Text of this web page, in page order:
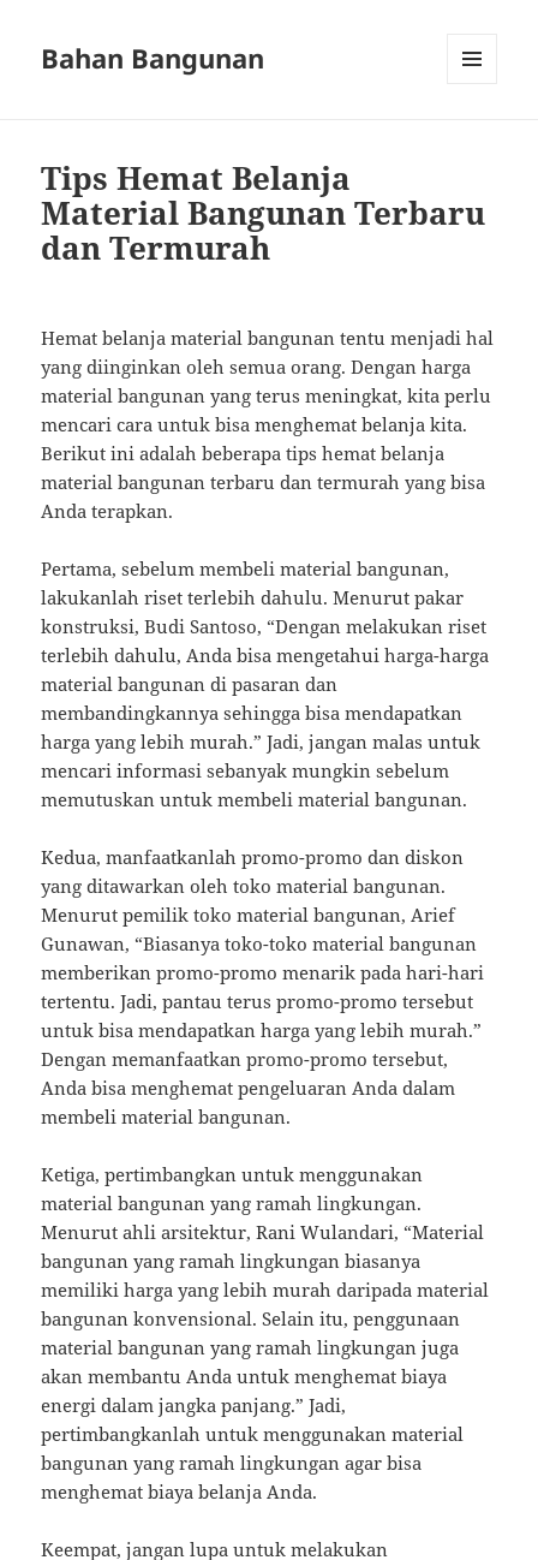
Bahan Bangunan
Tips Hemat Belanja
Material Bangunan Terbaru
dan Termurah
Hemat belanja material bangunan tentu menjadi hal
yang diinginkan oleh semua orang. Dengan harga
material bangunan yang terus meningkat, kita perlu
mencari cara untuk bisa menghemat belanja kita.
Berikut ini adalah beberapa tips hemat belanja
material bangunan terbaru dan termurah yang bisa
Anda terapkan.
Pertama, sebelum membeli material bangunan,
lakukanlah riset terlebih dahulu. Menurut pakar
konstruksi, Budi Santoso, “Dengan melakukan riset
terlebih dahulu, Anda bisa mengetahui harga-harga
material bangunan di pasaran dan
membandingkannya sehingga bisa mendapatkan
harga yang lebih murah.” Jadi, jangan malas untuk
mencari informasi sebanyak mungkin sebelum
memutuskan untuk membeli material bangunan.
Kedua, manfaatkanlah promo-promo dan diskon
yang ditawarkan oleh toko material bangunan.
Menurut pemilik toko material bangunan, Arief
Gunawan, “Biasanya toko-toko material bangunan
memberikan promo-promo menarik pada hari-hari
tertentu. Jadi, pantau terus promo-promo tersebut
untuk bisa mendapatkan harga yang lebih murah.”
Dengan memanfaatkan promo-promo tersebut,
Anda bisa menghemat pengeluaran Anda dalam
membeli material bangunan.
Ketiga, pertimbangkan untuk menggunakan
material bangunan yang ramah lingkungan.
Menurut ahli arsitektur, Rani Wulandari, “Material
bangunan yang ramah lingkungan biasanya
memiliki harga yang lebih murah daripada material
bangunan konvensional. Selain itu, penggunaan
material bangunan yang ramah lingkungan juga
akan membantu Anda untuk menghemat biaya
energi dalam jangka panjang.” Jadi,
pertimbangkanlah untuk menggunakan material
bangunan yang ramah lingkungan agar bisa
menghemat biaya belanja Anda.
Keempat, jangan lupa untuk melakukan